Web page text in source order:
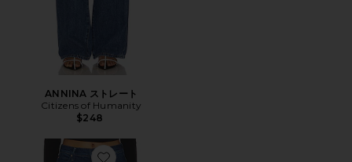
ANNINA ストレート
Citizens of Humanity
$248